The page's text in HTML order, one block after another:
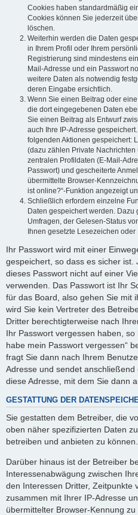
Cookies haben standardmäßig
Cookies können Sie jederzeit
löschen.
Weiterhin werden die Daten
in Ihrem Profil oder Ihrem
Registrierung sind mindestens
Mail-Adresse und ein Passwort
weitere Daten als notwendig
deren Eingabe ersichtlich.
Wenn Sie einen Beitrag oder
die dort eingegebenen Daten
Sie einen Beitrag als Entwurf
auch Ihre IP-Adresse
folgenden Aktionen gespeichert:
(dazu zählen Private
zentralen Profildaten (E-Mail-
Passwort) und gescheiterte
übermittelte Browser-
ist online?“-Funktion angezeigt
Schließlich erfordern einzelne
Daten gespeichert werden.
Umfragen, der Gelesen-Status
Ihnen gesetzte Lesezeichen
Ihr Passwort wird mit einer
gespeichert, so dass es sicher ist.
dieses Passwort nicht auf einer
verwenden. Das Passwort ist Ihr
für das Board, also gehen Sie mit
wird Sie kein Vertreter des
Dritter berechtigterweise nach
Ihr Passwort vergessen haben,
habe mein Passwort vergessen“
fragt Sie dann nach Ihrem
Adresse und sendet
diese Adresse, mit dem Sie dann
GESTATTUNG DER
Sie gestatten dem Betreiber, die
oben näher spezifizierten Daten
betreiben und anbieten zu können.
Darüber hinaus ist der Betreiber
Interessenabwägung zwischen
den Interessen Dritter, Zeitpunkte
zusammen mit Ihrer IP-Adresse
übermittelter Browser-Kennung